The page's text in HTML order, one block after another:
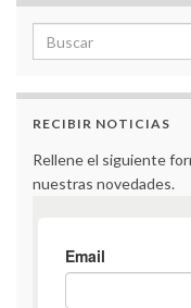
Search for:
RECIBIR NOTICIAS
Rellene el siguiente
nuestras novedades.